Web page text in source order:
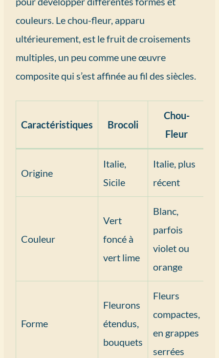
couleurs. Le chou-fleur, apparu
ultérieurement, est le fruit de croisements
multiples, un peu comme une œuvre
composite qui s’est affinée au fil des siècles.
Caractéristiques Brocoli
Chou-
Fleur
Origine
Italie,
Sicile
Italie, plus
récent
Couleur
Vert
foncé à
vert lime
Blanc,
parfois
violet ou
orange
Forme
Fleurons
étendus,
bouquets
Fleurs
compactes,
en grappes
serrées